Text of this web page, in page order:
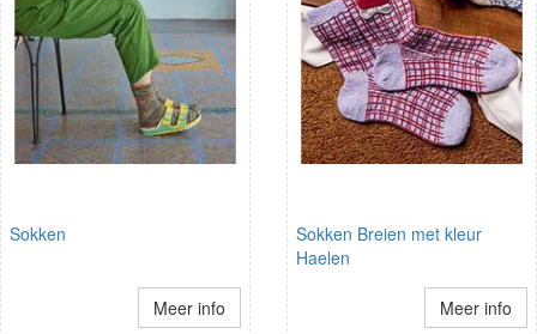
Sokken
Meer info
Sokken Breien met kleur
Haelen
Meer info